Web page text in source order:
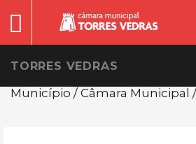
TORRES VEDRAS
Município / Câmara Municipal